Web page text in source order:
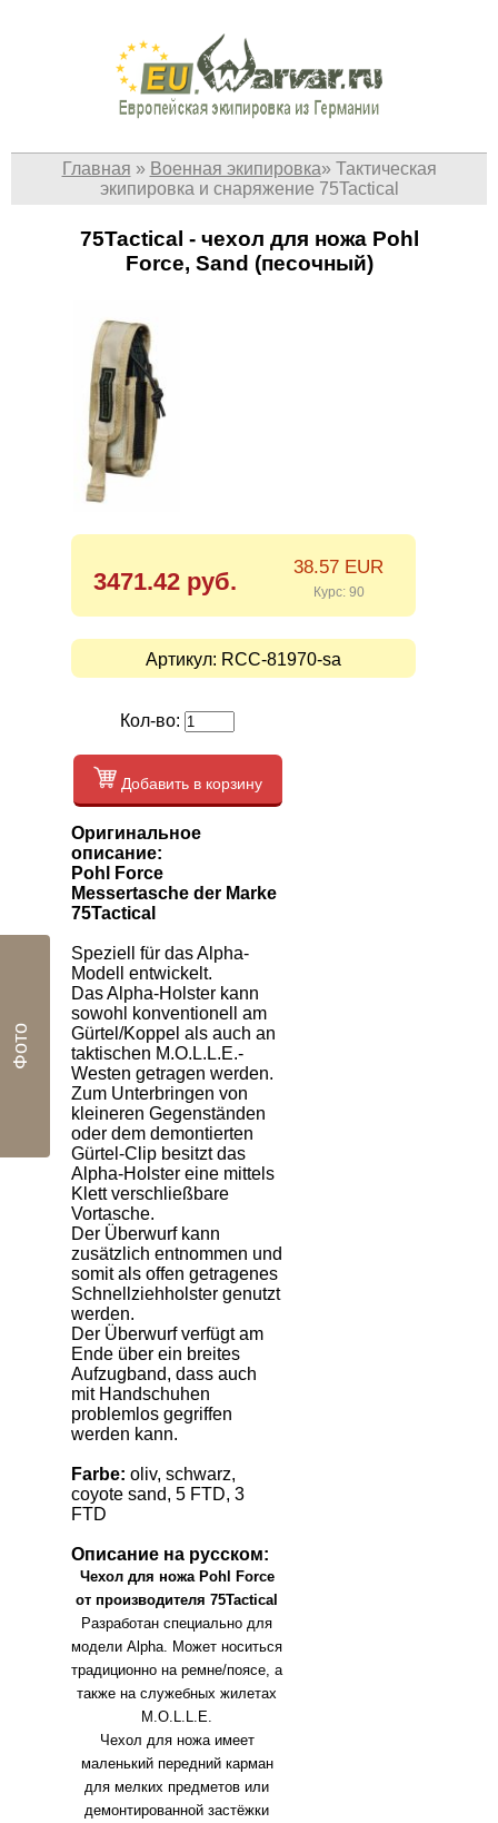
Главная » Военная экипировка» Тактическая
экипировка и снаряжение 75Tactical
75Tactical - чехол для ножа Pohl
Force, Sand (песочный)
3471.42 руб.
38.57 EUR
Курс: 90
Артикул: RCC-81970-sa
Кол-во:
Добавить в корзину
Оригинальное
описание:
Pohl Force
Messertasche der Marke
75Tactical
Speziell für das Alpha-
Modell entwickelt.
Das Alpha-Holster kann
sowohl konventionell am
Gürtel/Koppel als auch an
taktischen M.O.L.L.E.-
Westen getragen werden.
Zum Unterbringen von
kleineren Gegenständen
oder dem demontierten
Gürtel-Clip besitzt das
Alpha-Holster eine mittels
Klett verschließbare
Vortasche.
Der Überwurf kann
zusätzlich entnommen und
somit als offen getragenes
Schnellziehholster genutzt
werden.
Der Überwurf verfügt am
Ende über ein breites
Aufzugband, dass auch
mit Handschuhen
problemlos gegriffen
werden kann.
Farbe: oliv, schwarz,
coyote sand, 5 FTD, 3
FTD
Описание на русском:
Чехол для ножа Pohl
Force
от производителя 75Tactical
Разработан специально для
модели Alpha . Может носиться
традиционно на ремне/поясе, а
также на служебных жилетах
M O E
Чехол для ножа имеет
маленький передний карман
для мелких предметов или
демонтированной застёжки
Фото